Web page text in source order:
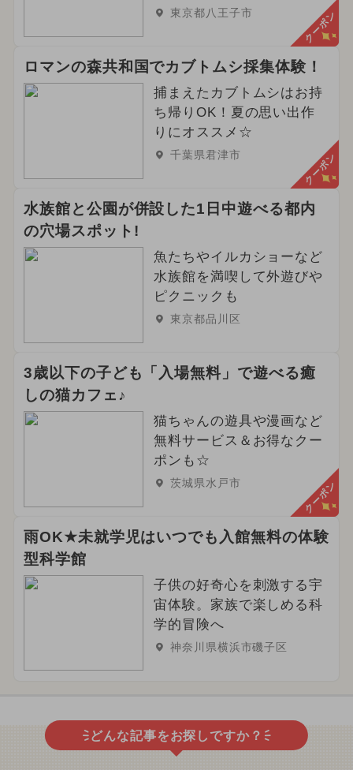
東京都八王子市 クーポン
ロマンの森共和国でカブトムシ採集体験！
捕まえたカブトムシはお持
ち帰りOK！夏の思い出作
りにオススメ☆
千葉県君津市 クーポン
水族館と公園が併設した1日中遊べる都内
の穴場スポット!
魚たちやイルカショーなど
水族館を満喫して外遊びや
ピクニックも
東京都品川区
3歳以下の子ども「入場無料」で遊べる癒
しの猫カフェ♪
猫ちゃんの遊具や漫画など
無料サービス＆お得なクー
ポンも☆
茨城県水戸市 クーポン
雨OK★未就学児はいつでも入館無料の体験
型科学館
子供の好奇心を刺激する宇
宙体験。家族で楽しめる科
学的冒険へ
神奈川県横浜市磯子区
どんな記事をお探しですか？